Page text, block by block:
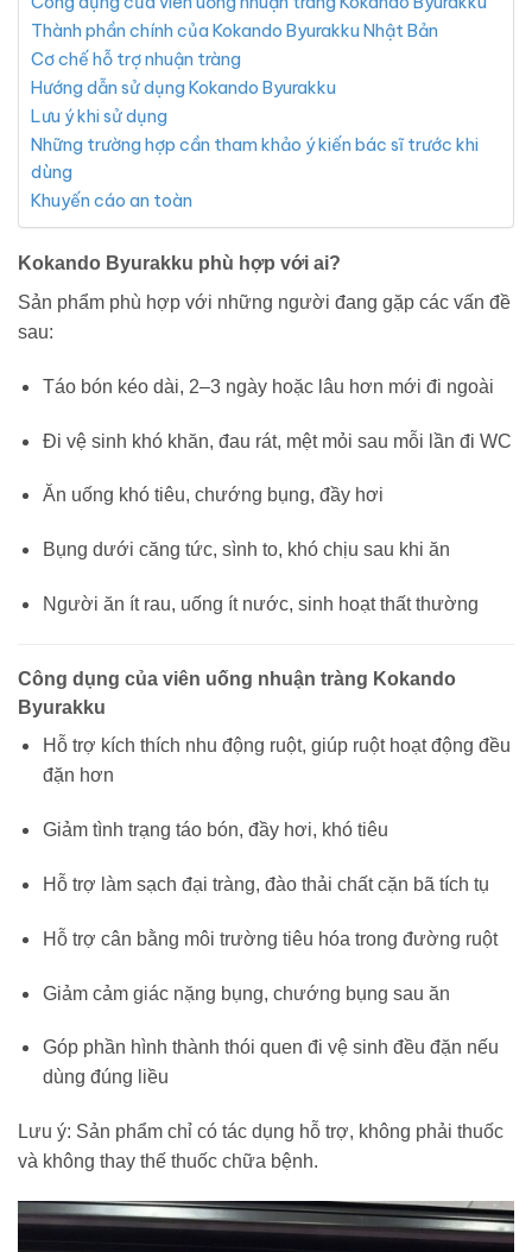
Thành phần chính của Kokando Byurakku Nhật Bản
Cơ chế hỗ trợ nhuận tràng
Hướng dẫn sử dụng Kokando Byurakku
Lưu ý khi sử dụng
Những trường hợp cần tham khảo ý kiến bác sĩ trước khi
dùng
Khuyến cáo an toàn
Kokando Byurakku phù hợp với ai?
Sản phẩm phù hợp với những người đang gặp các vấn đề
sau:
Táo bón kéo dài, 2–3 ngày hoặc lâu hơn mới đi ngoài
Đi vệ sinh khó khăn, đau rát, mệt mỏi sau mỗi lần đi WC
Ăn uống khó tiêu, chướng bụng, đầy hơi
Bụng dưới căng tức, sình to, khó chịu sau khi ăn
Người ăn ít rau, uống ít nước, sinh hoạt thất thường
Công dụng của viên uống nhuận tràng Kokando
Byurakku
Hỗ trợ kích thích nhu động ruột, giúp ruột hoạt động đều
đặn hơn
Giảm tình trạng táo bón, đầy hơi, khó tiêu
Hỗ trợ làm sạch đại tràng, đào thải chất cặn bã tích tụ
Hỗ trợ cân bằng môi trường tiêu hóa trong đường ruột
Giảm cảm giác nặng bụng, chướng bụng sau ăn
Góp phần hình thành thói quen đi vệ sinh đều đặn nếu
dùng đúng liều
Lưu ý: Sản phẩm chỉ có tác dụng hỗ trợ, không phải thuốc
và không thay thế thuốc chữa bệnh.